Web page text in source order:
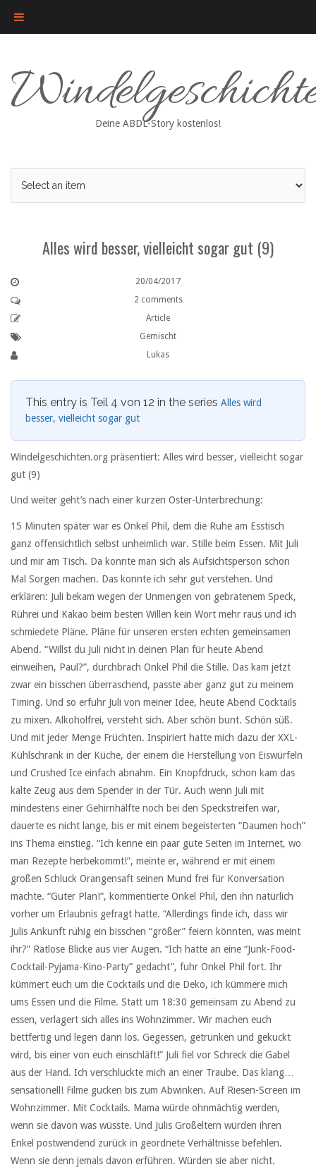
content
Deine ABDL-Story kostenlos!
Alles wird besser, vielleicht sogar gut (9)
20/04/2017
2 comments
Article
Gemischt
Lukas
This entry is Teil 4 von 12 in the series Alles wird
besser, vielleicht sogar gut
Windelgeschichten.org präsentiert: Alles wird besser, vielleicht sogar
gut (9)
Und weiter geht’s nach einer kurzen Oster-Unterbrechung:
15 Minuten später war es Onkel Phil, dem die Ruhe am Esstisch
ganz offensichtlich selbst unheimlich war. Stille beim Essen. Mit Juli
und mir am Tisch. Da konnte man sich als Aufsichtsperson schon
Mal Sorgen machen. Das konnte ich sehr gut verstehen. Und
erklären: Juli bekam wegen der Unmengen von gebratenem Speck,
Rührei und Kakao beim besten Willen kein Wort mehr raus und ich
schmiedete Pläne. Pläne für unseren ersten echten gemeinsamen
Abend. “Willst du Juli nicht in deinen Plan für heute Abend
einweihen, Paul?”, durchbrach Onkel Phil die Stille. Das kam jetzt
zwar ein bisschen überraschend, passte aber ganz gut zu meinem
Timing. Und so erfuhr Juli von meiner Idee, heute Abend Cocktails
zu mixen. Alkoholfrei, versteht sich. Aber schön bunt. Schön süß.
Und mit jeder Menge Früchten. Inspiriert hatte mich dazu der XXL-
Kühlschrank in der Küche, der einem die Herstellung von Eiswürfeln
und Crushed Ice einfach abnahm. Ein Knopfdruck, schon kam das
kalte Zeug aus dem Spender in der Tür. Auch wenn Juli mit
mindestens einer Gehirnhälfte noch bei den Speckstreifen war,
dauerte es nicht lange, bis er mit einem begeisterten “Daumen hoch”
ins Thema einstieg. “Ich kenne ein paar gute Seiten im Internet, wo
man Rezepte herbekommt!”, meinte er, während er mit einem
großen Schluck Orangensaft seinen Mund frei für Konversation
machte. “Guter Plan!”, kommentierte Onkel Phil, den ihn natürlich
vorher um Erlaubnis gefragt hatte. “Allerdings finde ich, dass wir
Julis Ankunft ruhig ein bisschen “größer” feiern könnten, was meint
ihr?” Ratlose Blicke aus vier Augen. “Ich hatte an eine “Junk-Food-
Cocktail-Pyjama-Kino-Party” gedacht”, fuhr Onkel Phil fort. Ihr
kümmert euch um die Cocktails und die Deko, ich kümmere mich
ums Essen und die Filme. Statt um 18:30 gemeinsam zu Abend zu
essen, verlagert sich alles ins Wohnzimmer. Wir machen euch
bettfertig und legen dann los. Gegessen, getrunken und gekuckt
wird, bis einer von euch einschläft!” Juli fiel vor Schreck die Gabel
aus der Hand. Ich verschluckte mich an einer Traube. Das klang…
sensationell! Filme gucken bis zum Abwinken. Auf Riesen-Screen im
Wohnzimmer. Mit Cocktails. Mama würde ohnmächtig werden,
wenn sie davon was wüsste. Und Julis Großeltern würden ihren
Enkel postwendend zurück in geordnete Verhältnisse befehlen.
Wenn sie denn jemals davon erführen. Würden sie aber nicht.